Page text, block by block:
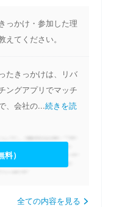
っかけ・参加した理
てください。
たきっかけは、リバ
ングアプリでマッチ
、会社の...続きを読
）
全ての内容を見る